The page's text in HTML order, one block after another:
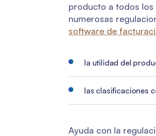
producto a todos los
numerosas
software de
la utilidad del
las clasificaciones
Ayuda con la